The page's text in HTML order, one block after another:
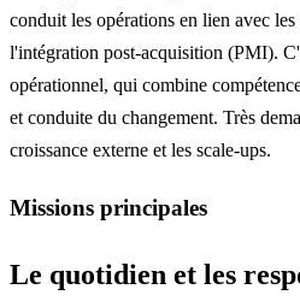
conduit les opérations en lien avec
l'intégration post-acquisition (PMI).
opérationnel, qui combine
et conduite du changement. Très
croissance externe et les scale-ups.
Missions principales
Le quotidien et les